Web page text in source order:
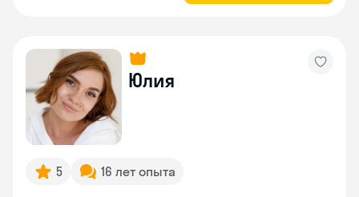
Юлия
5 16 лет опыта